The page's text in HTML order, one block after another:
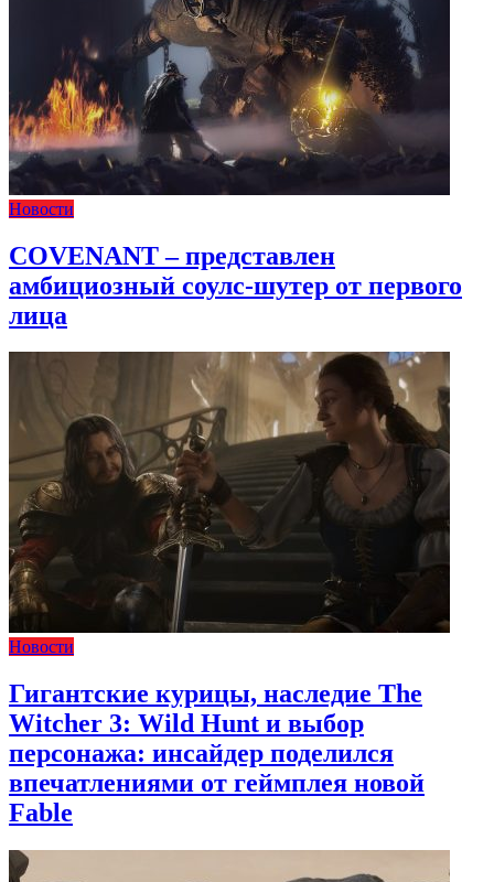
Новости
COVENANT – представлен
амбициозный соулс-шутер от первого
лица
Новости
Гигантские курицы, наследие The
Witcher 3: Wild Hunt и выбор
персонажа: инсайдер поделился
впечатлениями от геймплея новой
Fable